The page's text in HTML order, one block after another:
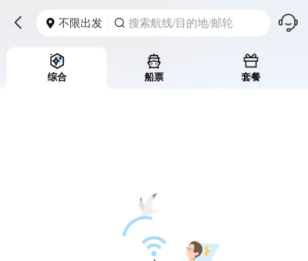
  不限出发  搜索航线/目的地/邮轮 󱪩
综合 船票 套餐